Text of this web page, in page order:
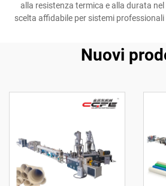
alla resistenza termica e alla durata
scelta affidabile per sistemi
Nuovi